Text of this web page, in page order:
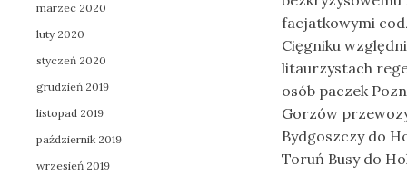
facjatkowymi
Cięgniku
litaurzystach
osób paczek
Gorzów
Bydgoszczy do
Toruń Busy do
marzec 2020
luty 2020
styczeń 2020
grudzień 2019
listopad 2019
październik 2019
wrzesień 2019